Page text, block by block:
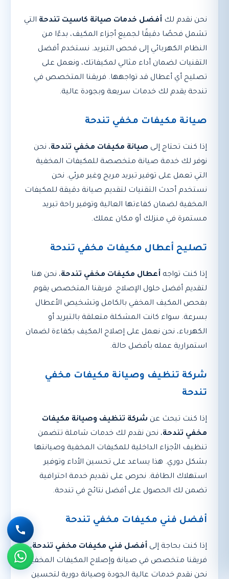
نحن نقدم لك أفضل خدمات صيانة كاسيت تندحة التي
تشمل فحصًا دقيقًا لجميع أجزاء المكيف، بدءًا من
النظام الكهربائي إلى فحص التبريد. نستخدم أفضل
التقنيات لضمان أداء مثالي لمكيفاتك، ونعمل على
تصليح أي أعطال قد تواجهها. فريقنا المتخصص في
تندحة يقدم لك خدمات سريعة وبجودة عالية.
صيانة مكيفات مخفي تندحة
إذا كنت تحتاج إلى صيانة مكيفات مخفي تندحة، نحن
نوفر لك خدمة صيانة متخصصة للمكيفات المخفية
التي تعمل على توفير تبريد مريح وغير مرئي. نحن
نستخدم أحدث التقنيات لتقديم صيانة دقيقة للمكيفات
المخفية لضمان كفاءتها العالية وتوفير راحة تبريد
مستمرة في منزلك أو مكان عملك.
تصليح أعطال مكيفات مخفي تندحة
إذا كنت تواجه أعطال مكيفات مخفي تندحة، نحن هنا
لتقديم أفضل حلول الإصلاح. فريقنا المتخصص يقوم
بفحص المكيف المخفي بالكامل وتشخيص الأعطال
بسرعة. سواء كانت المشكلة متعلقة بالتبريد أو
الكهرباء، نحن نعمل على إصلاح المكيف بكفاءة لضمان
استمرارية عمله بأفضل حالة.
شركة تنظيف وصيانة مكيفات مخفي
تندحة
إذا كنت تبحث عن شركة تنظيف وصيانة مكيفات
مخفي تندحة، نحن نقدم لك خدمات شاملة تتضمن
تنظيف الأجزاء الداخلية للمكيفات المخفية وصيانتها
بشكل دوري. هذا يساعد على تحسين الأداء وتوفير
استهلاك الطاقة. نحرص على تقديم خدمة احترافية
تضمن لك الحصول على أفضل نتائج في تندحة.
أفضل فني مكيفات مخفي تندحة
إذا كنت بحاجة إلى أفضل فني مكيفات مخفي تندحة،
فريقنا متخصص في صيانة وإصلاح المكيفات المخفية.
نحن نقدم خدمات عالية الجودة وصيانة دورية لتحسين